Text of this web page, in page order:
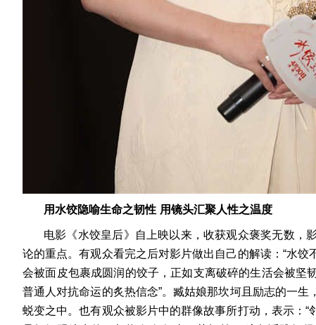
用水饺隐喻生命之韧性 用镜头汇聚人性之温度
电影《水饺皇后》自上映以来，收获观众褒奖无数，
论的重点。有观众看完之后对影片做出自己的解读： “水饺
会被面皮包裹成圆润的饺子，正如支离破碎的生活会被坚
普通人对抗命运的炙热信念”。臧姑娘那坎坷且励志的一生
蜕变之中。也有观众被影片中的群像故事所打动，表示：“